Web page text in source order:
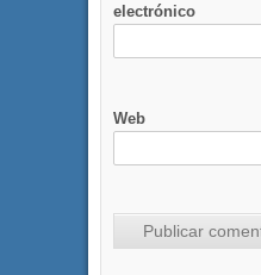
electrónico
Web